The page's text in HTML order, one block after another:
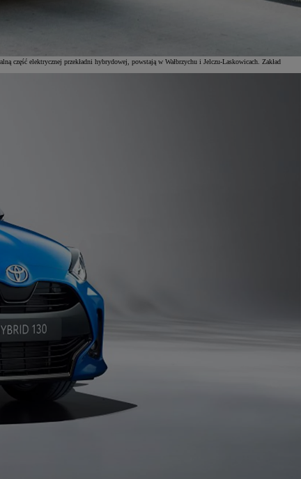
elektrycznej przekładni hybrydowej, powstają w Wałbrzychu i Jelczu-Laskowicach. Zakład